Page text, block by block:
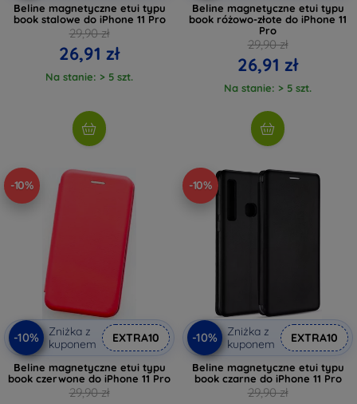
Beline magnetyczne etui typu
book stalowe do iPhone 11 Pro
29,90 zł
26,91 zł
Na stanie: > 5 szt.
Beline magnetyczne etui typu
book różowo-złote do iPhone 11
Pro
29,90 zł
26,91 zł
Na stanie: > 5 szt.
-10%
-10%
Zniżka z
kuponem
EXTRA10
Beline magnetyczne etui typu
book czerwone do iPhone 11 Pro
29,90 zł
-10%
-10%
Zniżka z
kuponem
EXTRA10
Beline magnetyczne etui typu
book czarne do iPhone 11 Pro
29,90 zł